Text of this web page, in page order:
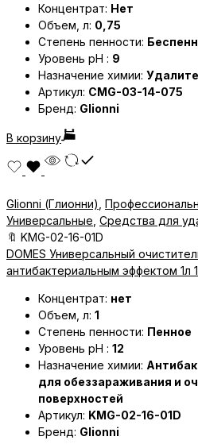
Концентрат: Нет
Объем, л: 0,75
Степень пенности:
Уровень pH : 9
Назначение химии:
Артикул: CMG-03-14-075
Бренд: Glionni
В корзину
Glionni (Глионни)
Универсальные Средства для
🔖 KMG-02-16-01D
DOMES Универсальный
антибактериальным эффектом 1л
Концентрат: нет
Объем, л: 1
Степень пенности: Пенное
Уровень pH : 12
Назначение химии:
для обеззараживания и
поверхностей
Артикул: KMG-02-16-01D
Бренд: Glionni